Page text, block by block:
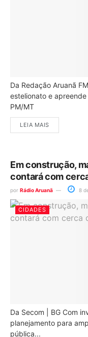
Da Redação Aruanã
estelionato e apreende
PM/MT
LEIA MAIS
Em construção,
contará com
por Rádio Aruanã 8
CIDADES
Da Secom | BG Com
planejamento para
pública...